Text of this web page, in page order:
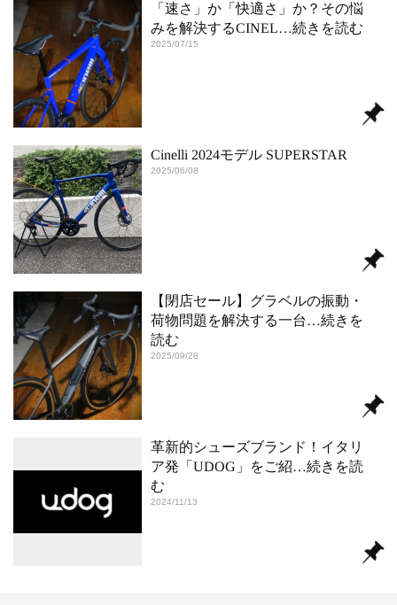
「速さ」か「快適さ」か？その悩
みを解決するCINEL…続きを読む
2025/07/15
Cinelli 2024モデル SUPERSTAR
2025/06/08
【閉店セール】グラベルの振動・
荷物問題を解決する一台 …続きを
読む
2025/09/28
革新的シューズブランド！イタリ
ア発「UDOG」をご紹…続きを読
む
2024/11/13